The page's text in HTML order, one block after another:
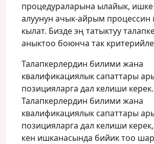
процедураларына ылайык,
алуунун ачык-айрым процессин
кылат. Бизде эң татыктуу
аныктоо боюнча так
Талапкерлердин билими жана
квалификациялык сапаттары
позицияларга дал келиши керек.
Талапкерлердин билими жана
квалификациялык сапаттары
позицияларга дал келиши
кен ишканасында бийик тоо